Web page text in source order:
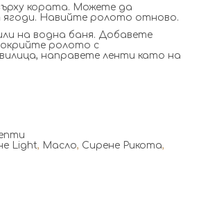
кората. Можете да
ягоди. Навийте ролото отново.
на водна баня. Добавете
ролото с
направете ленти като на
Light, Масло, Сирене Рикота,